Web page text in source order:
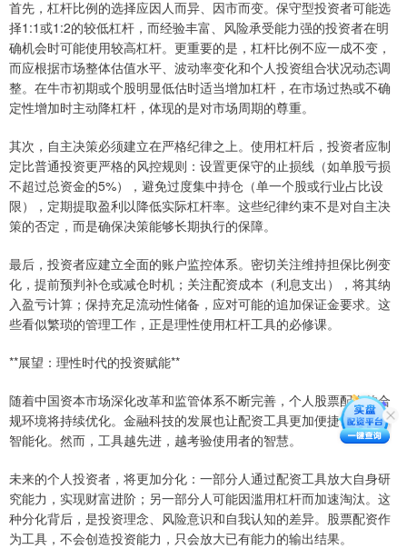
首先，杠杆比例的选择应因人而异、因市而变。保守型投资者可能选
择1:1或1:2的较低杠杆，而经验丰富、风险承受能力强的投资者在明
确机会时可能使用较高杠杆。更重要的是，杠杆比例不应一成不变，
而应根据市场整体估值水平、波动率变化和个人投资组合状况动态调
整。在牛市初期或个股明显低估时适当增加杠杆，在市场过热或不确
定性增加时主动降杠杆，体现的是对市场周期的尊重。
其次，自主决策必须建立在严格纪律之上。使用杠杆后，投资者应制
定比普通投资更严格的风控规则：设置更保守的止损线（如单股亏损
不超过总资金的5%），避免过度集中持仓（单一个股或行业占比设
限），定期提取盈利以降低实际杠杆率。这些纪律约束不是对自主决
策的否定，而是确保决策能够长期执行的保障。
最后，投资者应建立全面的账户监控体系。密切关注维持担保比例变
化，提前预判补仓或减仓时机；关注配资成本（利息支出），将其纳
入盈亏计算；保持充足流动性储备，应对可能的追加保证金要求。这
些看似繁琐的管理工作，正是理性使用杠杆工具的必修课。
**展望：理性时代的投资赋能**
随着中国资本市场深化改革和监管体系不断完善，个人股票配资的合
规环境将持续优化。金融科技的发展也让配资工具更加便捷、透明和
智能化。然而，工具越先进，越考验使用者的智慧。
未来的个人投资者，将更加分化：一部分人通过配资工具放大自身研
究能力，实现财富进阶；另一部分人可能因滥用杠杆而加速淘汰。这
种分化背后，是投资理念、风险意识和自我认知的差异。股票配资作
为工具，不会创造投资能力，只会放大已有能力的输出结果。